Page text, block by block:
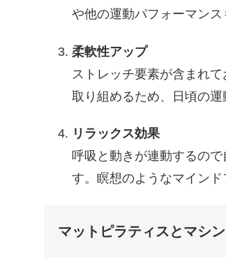
や他の運動パフォーマンス
柔軟性アップ
ストレッチ要素が含まれ
取り組めるため、日頃の
リラックス効果
呼吸と動きが連動するの
す。瞑想のようなマイン
マットピラティスとマシ